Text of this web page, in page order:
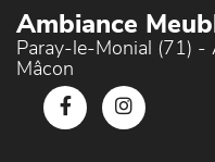
Ambiance
Paray-le-Monial (71) -
Mâcon